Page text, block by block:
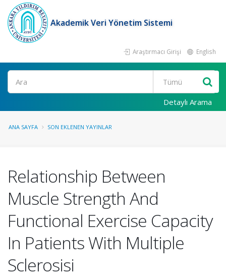
Akademik Veri Yönetim Sistemi
Araştırmacı Girişi English
Ara
Detaylı Arama
ANA SAYFA SON EKLENEN YAYINLAR
Relationship Between
Muscle Strength And
Functional Exercise Capacity
In Patients With Multiple
Sclerosisi